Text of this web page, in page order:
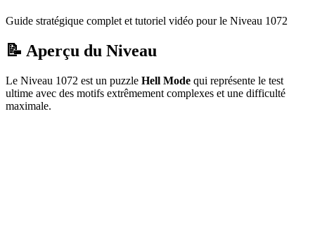
Guide stratégique complet et tutoriel vidéo pour le Niveau 1072
📝 Aperçu du Niveau
Le Niveau 1072 est un puzzle Hell Mode qui représente le test
ultime avec des motifs extrêmement complexes et une difficulté
maximale.